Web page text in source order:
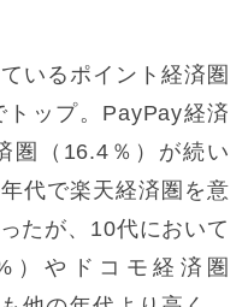
いるポイント経済圏
ップ。PayPay経済
圏（16.4％）が続い
代で楽天経済圏を意
たが、10代において
）やドコモ経済圏